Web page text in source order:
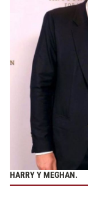
HARRY Y MEGHAN.